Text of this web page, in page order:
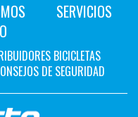
SERVICIOS
BICICLETAS
DE SEGURIDAD